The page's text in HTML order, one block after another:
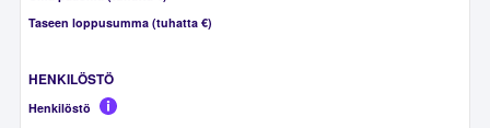
Taseen loppusumma (tuhatta €)
HENKILÖSTÖ
Henkilöstö